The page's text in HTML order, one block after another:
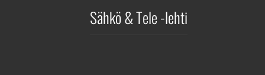
Sähkö & Tele -lehti